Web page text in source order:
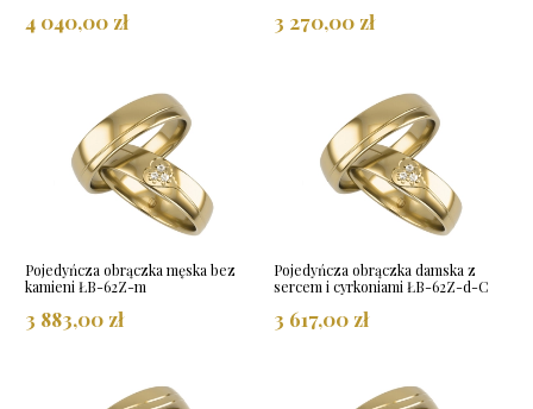
4 040,00 zł 3 270,00 zł
Pojedyńcza obrączka męska bez
kamieni ŁB-62Z-m
3 883,00 zł
Pojedyńcza obrączka damska z
sercem i cyrkoniami ŁB-62Z-d-C
3 617,00 zł